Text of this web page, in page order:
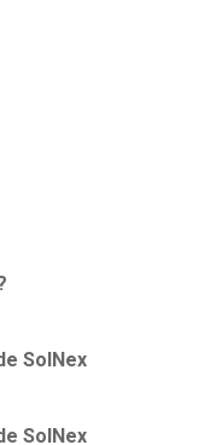
SolNex
SolNex